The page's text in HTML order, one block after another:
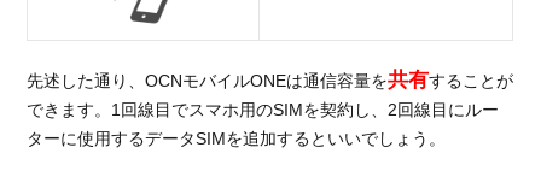
先述した通り、OCNモバイルONEは通信容量を共有することが
できます。1回線目でスマホ用のSIMを契約し、2回線目にルー
ターに使用するデータSIMを追加するといいでしょう。